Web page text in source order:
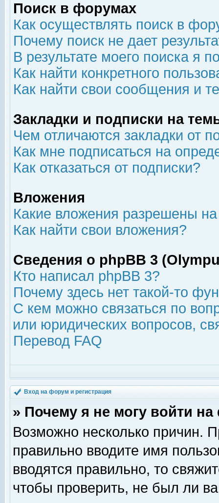
Поиск в форумах
Как осуществлять поиск в
Почему поиск не дает
В результате моего поиска я
Как найти конкретного
Как найти свои сообщения и
Закладки и подписки на
Чем отличаются закладки от
Как мне подписаться на
Как отказаться от подписки?
Вложения
Какие вложения разрешены
Как найти свои вложения?
Сведения о phpBB 3
Кто написал phpBB 3?
Почему здесь нет такой-то
С кем можно связаться по
или юридических вопросов,
Перевод FAQ
Вход на форум и регистрация
» Почему я не могу войти
Возможно несколько причин.
правильно вводите имя
вводятся правильно, то
чтобы проверить, не был ли